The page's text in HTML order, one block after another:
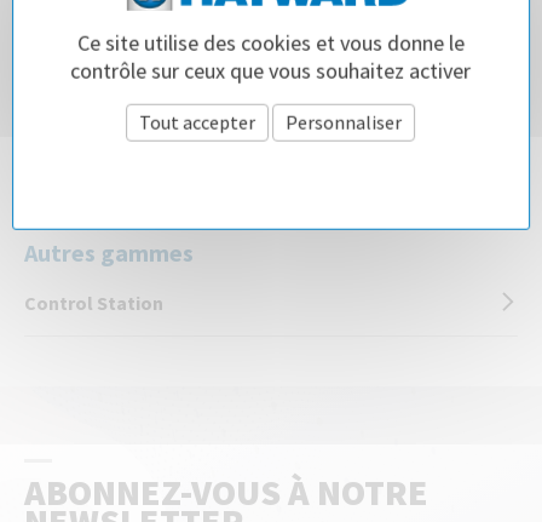
Salt & Swim
Autres gammes
Control Station
ABONNEZ-VOUS À NOTRE
Ce site utilise des cookies et vous donne le
contrôle sur ceux que vous souhaitez activer
Tout accepter Personnaliser